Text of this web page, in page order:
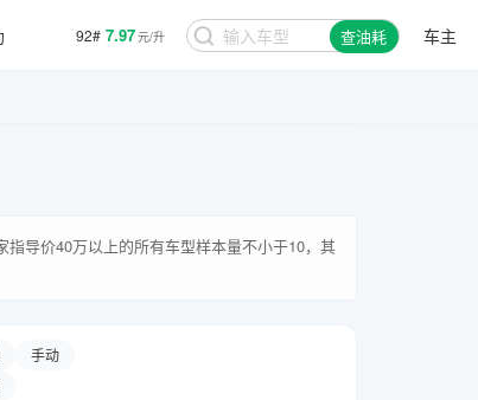
92# 7.97元/升 查油耗 车主
导价40万以上的所有车型样本量不小于10，其
手动